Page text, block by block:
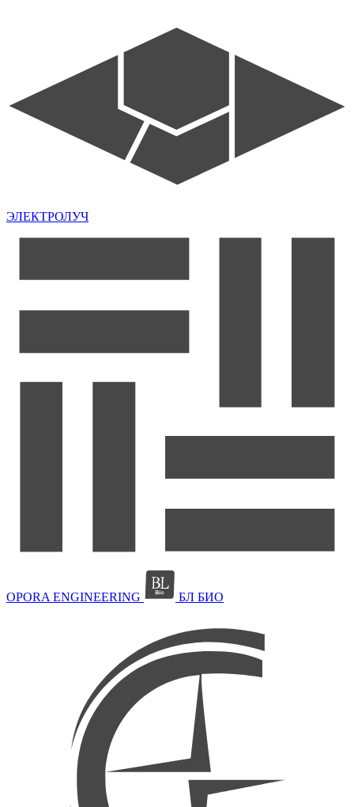
ЭЛЕКТРОЛУЧ
OPORA ENGINEERING БЛ БИО